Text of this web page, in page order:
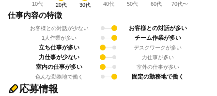
10代 20代 30代 40代 50代 60代 70代〜
仕事内容の特徴
お客様との対話が少ない お客様との対話が多い
1人作業が多い
チーム作業が多い
立ち仕事が多い
デスクワークが多い
力仕事が少ない 力仕事が多い
室内の仕事が多い
室外の仕事が多い
色んな勤務地で働く
固定の勤務地で働く
応募情報